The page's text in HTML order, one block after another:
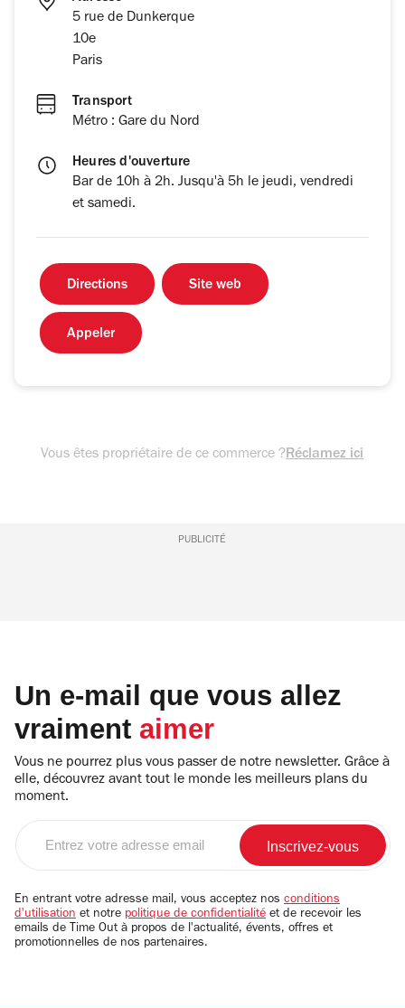
5 rue de Dunkerque
10e
Paris
Transport
Métro : Gare du Nord
Heures d'ouverture
Bar de 10h à 2h. Jusqu'à 5h le jeudi, vendredi
et samedi.
Directions Site web
Appeler
Vous êtes propriétaire de ce commerce ?Réclamez ici
PUBLICITÉ
Un e-mail que vous allez
vraiment aimer
Vous ne pourrez plus vous passer de notre newsletter. Grâce à
elle, découvrez avant tout le monde les meilleurs plans du
moment.
email
En entrant votre adresse mail, vous acceptez nos conditions
d'utilisation et notre politique de confidentialité et de recevoir les
emails de Time Out à propos de l'actualité, évents, offres et
promotionnelles de nos partenaires.